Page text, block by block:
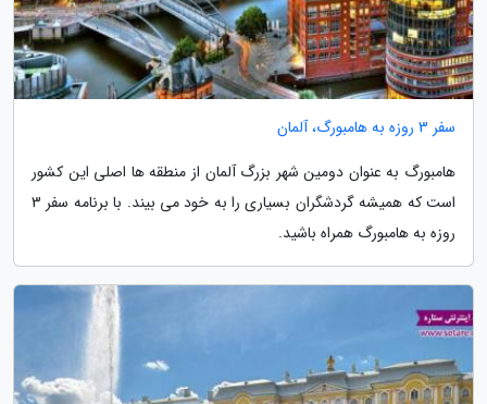
سفر 3 روزه به هامبورگ، آلمان
هامبورگ به عنوان دومین شهر بزرگ آلمان از منطقه ها اصلی این کشور
است که همیشه گردشگران بسیاری را به خود می بیند. با برنامه سفر 3
روزه به هامبورگ همراه باشید.